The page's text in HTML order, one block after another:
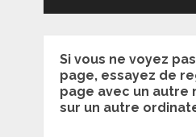
Si vous ne voyez
page, essayez de
page avec un autre
sur un autre